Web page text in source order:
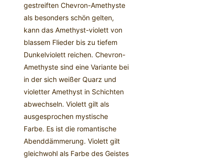
gestreiften Chevron-Amethyste
als besonders schön gelten,
kann das Amethyst-violett von
blassem Flieder bis zu tiefem
Dunkelviolett reichen. Chevron-
Amethyste sind eine Variante bei
in der sich weißer Quarz und
violetter Amethyst in Schichten
abwechseln. Violett gilt als
ausgesprochen mystische
Farbe. Es ist die romantische
Abenddämmerung. Violett gilt
gleichwohl als Farbe des Geistes